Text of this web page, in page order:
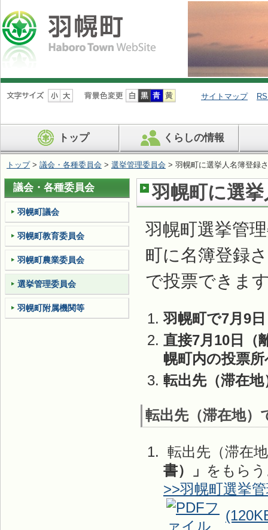
ナ
ビ
ン
を
ば
す
サイトマップ
トップ くらしの情報
トップ> 議会・各種委員会 > 選挙管理委員会 > 羽幌町に選挙人名簿登録
羽幌町に選
羽幌町選挙管
町に名簿登録
で投票できま
羽幌町で7月9
直接7月10日（
幌町内の投票
転出先（滞在
転出先（滞在地）
転出先（滞在
書）」 をもら
>>羽幌町選挙
議会・各種委員会
羽幌町議会
羽幌町教育委員会
羽幌町農業委員会
選挙管理委員会
羽幌町附属機関等